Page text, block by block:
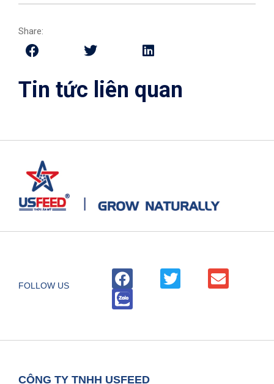
Share:
Tin tức liên quan
FOLLOW US
CÔNG TY TNHH USFEED